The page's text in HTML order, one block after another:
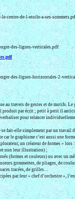
centre-de-l-etoile-a-ses-
des-lignes-verticales.pdf
des-lignes-horizontales-2-
au travers de gestes et de motifs.
produit par écrit ; petit à petit il
verbaliser pour relancer
se fait-elle simplement par un
car le graphisme c’est aussi une
un créateur de formes » lors
non leur illustration) ;
(formes et couleurs) ou avec un
gommettes, de pliages, de
tracées, de grilles…
par leur « chef d’orchestre »,